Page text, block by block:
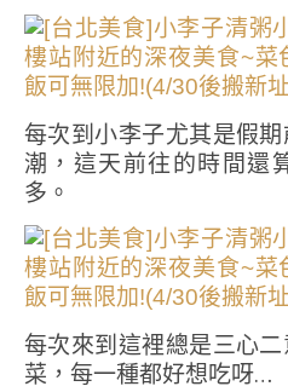
每次到小李子尤其是假
潮，這天前往的時間還
多。
每次來到這裡總是三心
菜，每一種都好想吃呀…